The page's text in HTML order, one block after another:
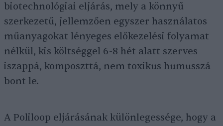
biotechnológiai eljárás, mely a könnyű
szerkezetű, jellemzően egyszer használatos
műanyagokat lényeges előkezelési folyamat
nélkül, kis költséggel 6-8 hét alatt szerves
iszappá, komposzttá, nem toxikus humusszá
bont le.
A Poliloop eljárásának különlegessége, hogy a